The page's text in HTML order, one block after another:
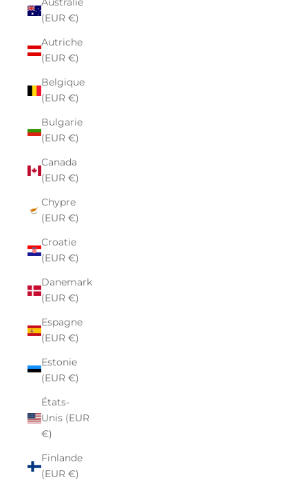
(EUR €)
Autriche
(EUR €)
Belgique
(EUR €)
Bulgarie
(EUR €)
Canada
(EUR €)
Chypre
(EUR €)
Croatie
(EUR €)
Danemark
(EUR €)
Espagne
(EUR €)
Estonie
(EUR €)
États-
Unis (EUR
€)
Finlande
(EUR €)